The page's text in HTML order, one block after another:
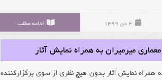
۴ دی ۱۳۹۹ ادامه مطلب
میرمیران به همراه نمایش آثار
همراه نمایش آثار بدون هیچ نظری از سوی برگزارکننده